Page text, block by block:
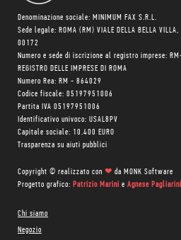
Denominazione sociale: MINIMUM FAX S.R.L.
Sede legale: ROMA (RM) VIALE DELLA BELLA
00172
Numero e sede di iscrizione al registro imprese:
REGISTRO DELLE IMPRESE DI ROMA
Numero Rea: RM - 864029
Codice fiscale: 05197951006
Partita IVA 05197951006
Identificativo univoco: USAL8PV
Capitale sociale: 10.400 EURO
Trasparenza su aiuti pubblici
Copyright © realizzato con ❤ da MONK Software
Progetto grafico: Patrizio Marini e Agnese Pagliarini
Chi siamo
Negozio